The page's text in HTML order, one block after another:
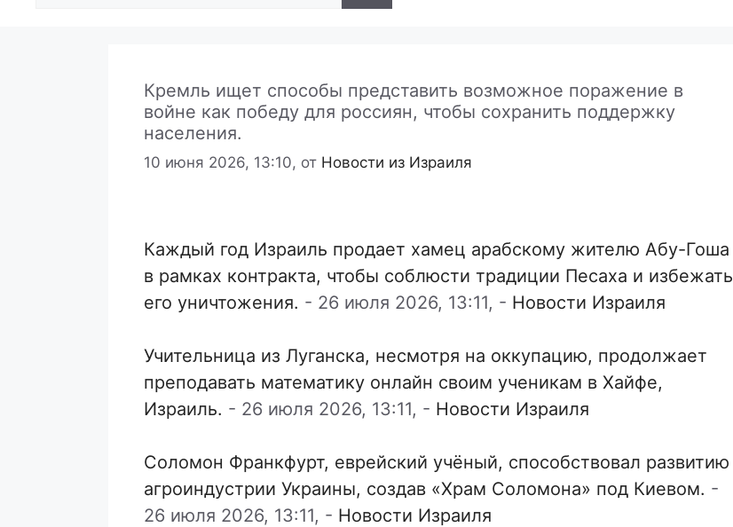
Кремль ищет способы представить возможное поражение в
войне как победу для россиян, чтобы сохранить поддержку
населения.
10 июня 2026, 13:10, от Новости из Израиля
Каждый год Израиль продает хамец арабскому жителю Абу-Гоша
в рамках контракта, чтобы соблюсти традиции Песаха и избежать
его уничтожения. - 26 июля 2026, 13:11, - Новости Израиля
Учительница из Луганска, несмотря на оккупацию, продолжает
преподавать математику онлайн своим ученикам в Хайфе,
Израиль. - 26 июля 2026, 13:11, - Новости Израиля
Соломон Франкфурт, еврейский учёный, способствовал развитию
агроиндустрии Украины, создав «Храм Соломона» под Киевом. -
26 июля 2026, 13:11, - Новости Израиля